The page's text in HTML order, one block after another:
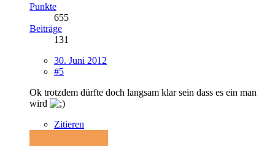
Punkte
655
Beiträge
131
30. Juni 2012
#5
Ok trotzdem dürfte doch langsam klar sein dass es ein man
wird
Zitieren